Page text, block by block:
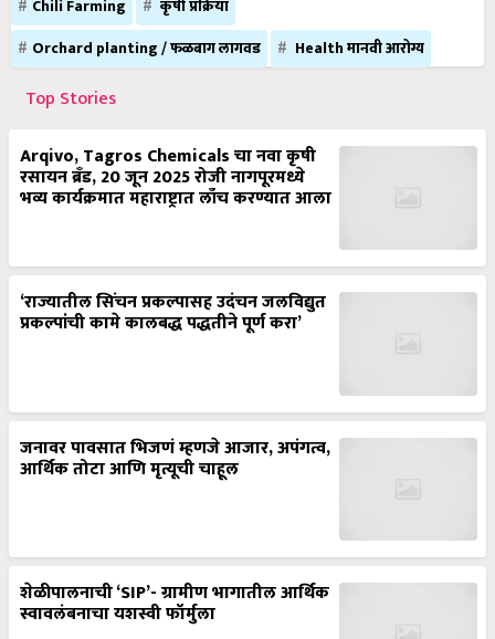
Chili Farming
कृषी प्रक्रिया
Orchard planting / फळबाग लागवड
Health मानवी आरोग्य
Top Stories
Arqivo, Tagros Chemicals चा नवा कृषी
रसायन ब्रँड, 20 जून 2025 रोजी नागपूरमध्ये
भव्य कार्यक्रमात महाराष्ट्रात लाँच करण्यात आला
‘राज्यातील सिंचन प्रकल्पासह उदंचन जलविद्युत
प्रकल्पांची कामे कालबद्ध पद्धतीने पूर्ण करा’
जनावर पावसात भिजणं म्हणजे आजार, अपंगत्व,
आर्थिक तोटा आणि मृत्यूची चाहूल
शेळीपालनाची ‘SIP’- ग्रामीण भागातील आर्थिक
स्वावलंबनाचा यशस्वी फॉर्मुला